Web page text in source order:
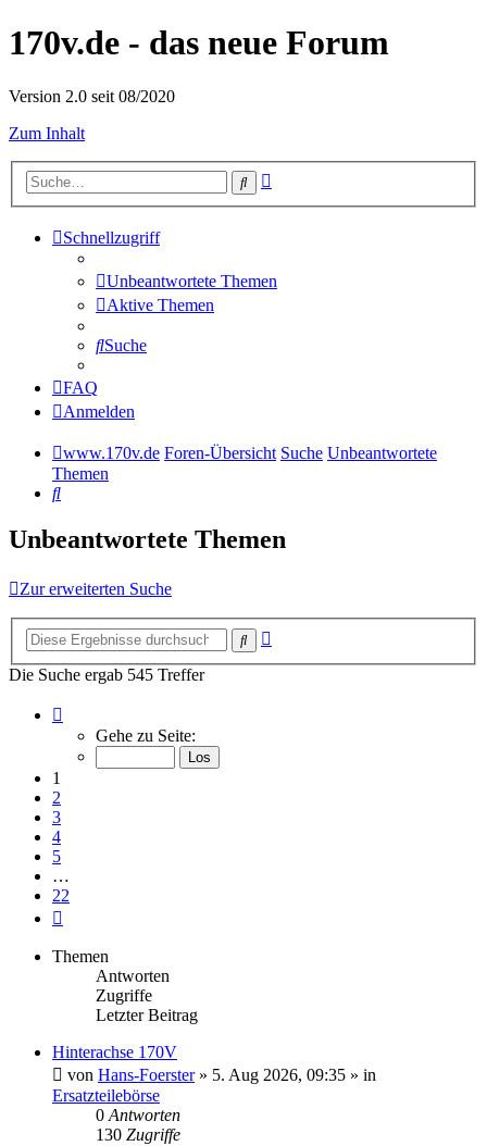
170v.de - das neue Forum
Version 2.0 seit 08/2020
Zum Inhalt
Suche
Schnellzugriff
Unbeantwortete Themen
Aktive Themen
Suche
FAQ
Anmelden
www.170v.de Foren-Übersicht Suche Unbeantwortete
Themen
Suche
Unbeantwortete Themen
Zur erweiterten Suche
Suche
Die Suche ergab 545 Treffer
von
Gehe zu Seite:
1
2
3
4
5
…
22
Themen
Antworten
Zugriffe
Letzter Beitrag
Hinterachse 170V
von Hans-Foerster» 5. Aug 2026, 09:35 » in
Ersatzteilebörse
0 Antworten
130 Zugriffe